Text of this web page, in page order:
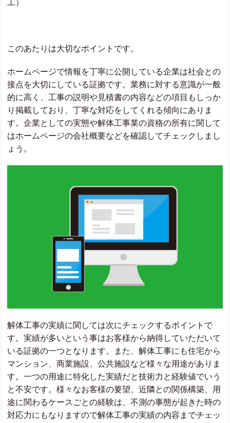
工）
このあたりは大切なポイントです。
ホームページで情報を丁寧に公開している企業は社会との
接点を大切にしている証拠です。業務に対する意識が一般
的に高く、工事の説明や見積書の内容などの項目もしっか
り掲載しており、丁寧な対応をしてくれる傾向にありま
す。企業としての実態や解体工事業の資格の所有に関して
はホームページの会社概要などを確認してチェックしまし
ょう。
解体工事の実績に関しては次にチェックするポイントで
す。実績が多いという事はお客様から納得していただいて
いる証拠の一つとなります。また、解体工事にも住宅から
マンション、商業施設、公共施設など様々な用途がありま
す。一つの用途に特化した実績だと技術力と経験値でいう
と不安です。様々なお客様の要望、近隣との関係構築、用
途に関わるケースごとの経験は、不測の事態が起きた時の
対応力にもなりますので解体工事の実績の内容までチェッ